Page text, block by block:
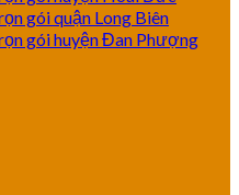
gói quận Long Biên
gói huyện Đan Phượng